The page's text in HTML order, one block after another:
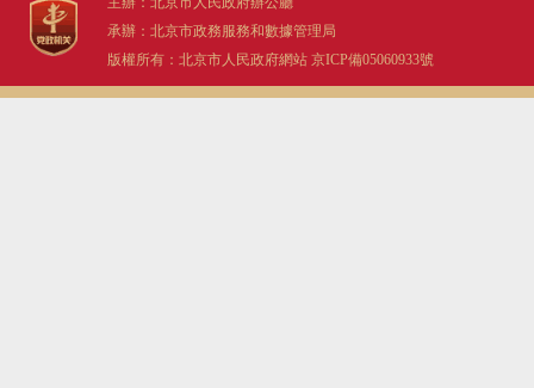
承辦：北京市政務服務和數據管理局
版權所有：北京市人民政府網站 京ICP備05060933號